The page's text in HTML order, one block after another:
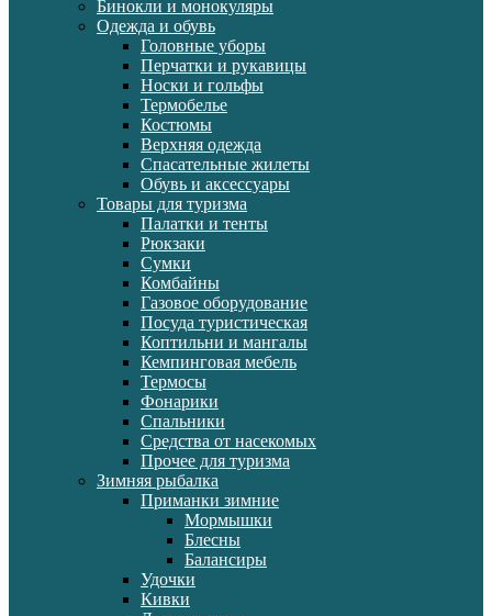
Бинокли и монокуляры
Одежда и обувь
Головные уборы
Перчатки и рукавицы
Носки и гольфы
Термобелье
Костюмы
Верхняя одежда
Спасательные жилеты
Обувь и аксессуары
Товары для туризма
Палатки и тенты
Рюкзаки
Сумки
Комбайны
Газовое оборудование
Посуда туристическая
Коптильни и мангалы
Кемпинговая мебель
Термосы
Фонарики
Спальники
Средства от насекомых
Прочее для туризма
Зимняя рыбалка
Приманки зимние
Мормышки
Блесны
Балансиры
Удочки
Кивки